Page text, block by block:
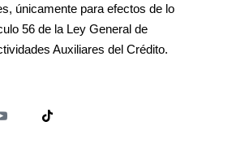
únicamente para efectos de lo
56 de la Ley General de
Auxiliares del Crédito.